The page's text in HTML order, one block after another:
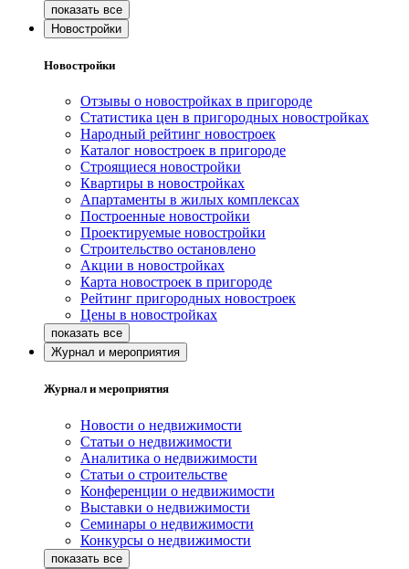
Новостройки
Новостройки
Отзывы о новостройках в пригороде
Статистика цен в пригородных новостройках
Народный рейтинг новостроек
Каталог новостроек в пригороде
Строящиеся новостройки
Квартиры в новостройках
Апартаменты в жилых комплексах
Построенные новостройки
Проектируемые новостройки
Строительство остановлено
Акции в новостройках
Карта новостроек в пригороде
Рейтинг пригородных новостроек
Цены в новостройках
Журнал и мероприятия
Журнал и мероприятия
Новости о недвижимости
Статьи о недвижимости
Аналитика о недвижимости
Статьи о строительстве
Конференции о недвижимости
Выставки о недвижимости
Семинары о недвижимости
Конкурсы о недвижимости